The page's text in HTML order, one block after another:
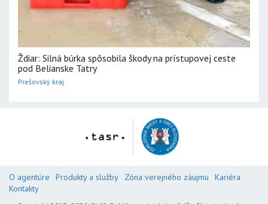
Ždiar: Silná búrka spôsobila škody na prístupovej ceste
pod Belianske Tatry
Prešovský kraj
O agentúre Produkty a služby Zóna verejného záujmu
Kariéra
Kontakty